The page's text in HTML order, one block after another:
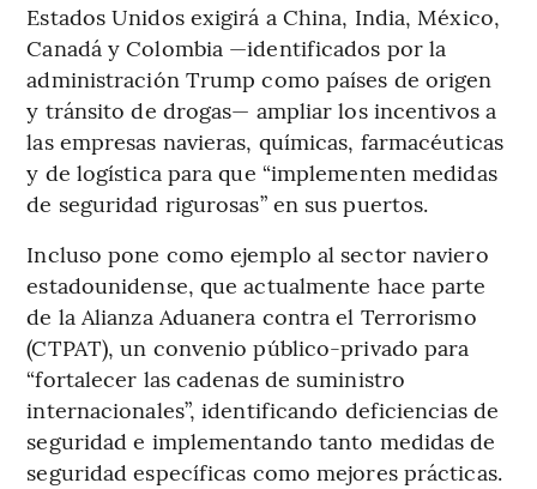
Estados Unidos exigirá a China, India, México,
Canadá y Colombia —identificados por la
administración Trump como países de origen
y tránsito de drogas— ampliar los incentivos a
las empresas navieras, químicas, farmacéuticas
y de logística para que “implementen medidas
de seguridad rigurosas” en sus puertos.
Incluso pone como ejemplo al sector naviero
estadounidense, que actualmente hace parte
de la Alianza Aduanera contra el Terrorismo
(CTPAT), un convenio público-privado para
“fortalecer las cadenas de suministro
internacionales”, identificando deficiencias de
seguridad e implementando tanto medidas de
seguridad específicas como mejores prácticas.